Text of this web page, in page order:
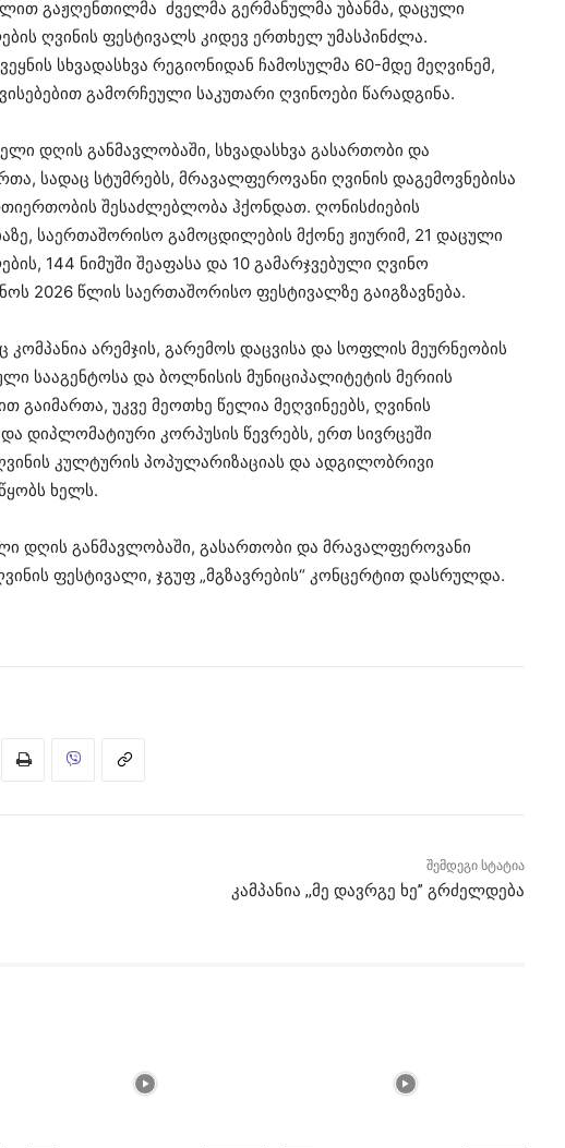
გაჟღენთილმა ძველმა გერმანულმა უბანმა, დაცული
ღვინის ფესტივალს კიდევ ერთხელ უმასპინძლა.
სხვადასხვა რეგიონიდან ჩამოსულმა 60-მდე მეღვინემ,
გამორჩეული საკუთარი ღვინოები წარადგინა.
დღის განმავლობაში, სხვადასხვა გასართობი და
სადაც სტუმრებს, მრავალფეროვანი ღვინის დაგემოვნებისა
შესაძლებლობა ჰქონდათ. ღონისძიების
საერთაშორისო გამოცდილების მქონე ჟიურიმ, 21 დაცული
144 ნიმუში შეაფასა და 10 გამარჯვებული ღვინო
2026 წლის საერთაშორისო ფესტივალზე გაიგზავნება.
არემჯის, გარემოს დაცვისა და სოფლის მეურნეობის
სააგენტოსა და ბოლნისის მუნიციპალიტეტის მერიის
გაიმართა, უკვე მეოთხე წელია მეღვინეებს, ღვინის
დიპლომატიური კორპუსის წევრებს, ერთ სივრცეში
კულტურის პოპულარიზაციას და ადგილობრივი
ხელს.
დღის განმავლობაში, გასართობი და მრავალფეროვანი
ფესტივალი, ჯგუფ „მგზავრების“ კონცერტით დასრულდა.
შემდეგი სტატია
კამპანია ,,მე დავრგე ხე” გრძელდება